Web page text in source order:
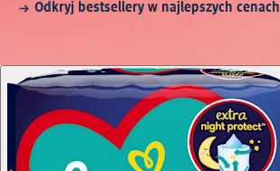
Odkryj bestsellery w najlepszych cenach